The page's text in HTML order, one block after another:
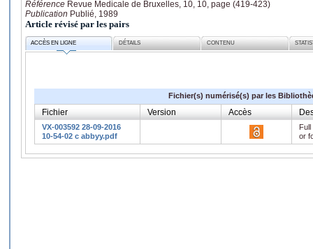
Référence Revue Medicale de Bruxelles, 10, 10, page (419-423)
Publication Publié, 1989
Article révisé par les pairs
ACCÈS EN LIGNE DÉTAILS CONTENU
Fichier(s) numérisé(s) par les
Fichier Version Accès
VX-003592 28-09-2016
10-54-02 c abbyy.pdf
or